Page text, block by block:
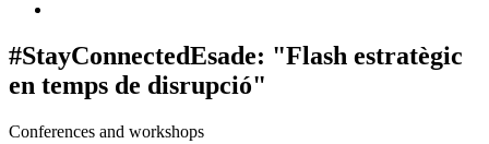
#StayConnectedEsade: "Flash estratègic
en temps de disrupció"
Conferences and workshops